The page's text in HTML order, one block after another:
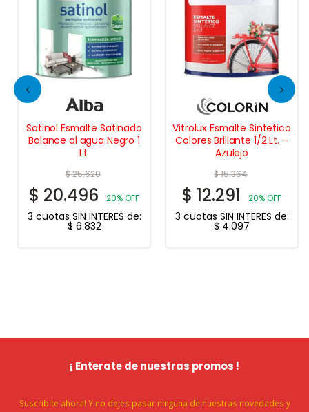
Satinol Esmalte Satinado
Balance al agua Negro 1
Lt.
$25.620
$ 20.496 20% OFF
3 cuotas SIN INTERES de:
$ 6.832
Vitrolux Esmalte Sintetico
Colores Brillante 1/2 Lt. –
Azulejo
$15.364
$ 12.291 20% OFF
3 cuotas SIN INTERES de:
$ 4.097
¡ Enterate de nuestras promos !
Suscribite ahora! Y no dejes pasar ninguna de nuestras novedades y